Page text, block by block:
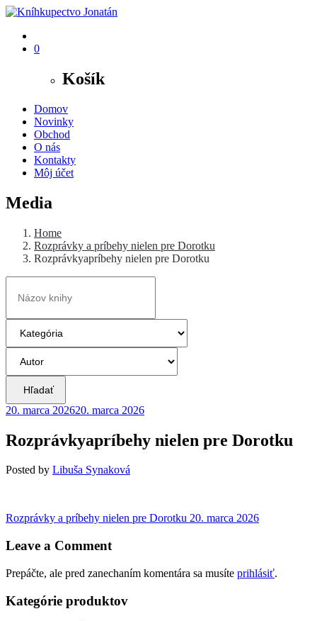
0
Košík
Domov
Novinky
Obchod
O nás
Kontakty
Môj účet
Media
Home
Rozprávky a príbehy nielen pre Dorotku
Rozprávkyapríbehy nielen pre Dorotku
Hľadať
20. marca 202620. marca 2026
Rozprávkyapríbehy nielen pre Dorotku
Posted by Libuša Synaková
Navigácia
v
Rozprávky a príbehy nielen pre Dorotku Previous
20. marca 2026
Leave a Comment
Prepáčte, ale pred zanechaním komentára sa musíte prihlásiť.
Kategórie produktov